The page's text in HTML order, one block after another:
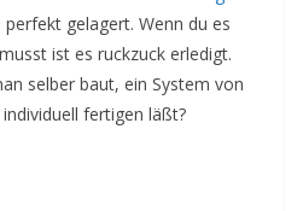
gelagert. Wenn du es
ist es ruckzuck erledigt.
selber baut, ein System von
fertigen läßt?